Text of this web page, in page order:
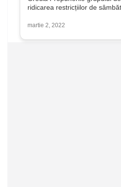
ridicarea restricțiilor de
martie 2, 2022